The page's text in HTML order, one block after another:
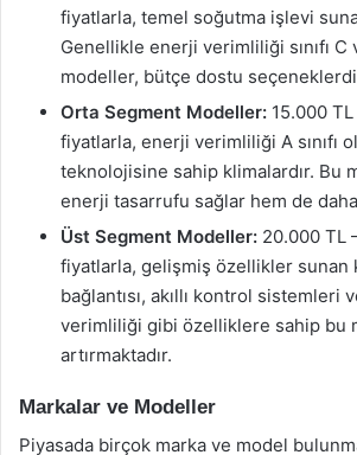
fiyatlarla, temel soğutma işlevi
Genellikle enerji verimliliği sınıfı C
modeller, bütçe dostu
Orta Segment Modeller: 15.000
fiyatlarla, enerji verimliliği A sınıfı
teknolojisine sahip klimalardır. Bu
enerji tasarrufu sağlar hem de daha
Üst Segment Modeller: 20.000 TL
fiyatlarla, gelişmiş özellikler sunan
bağlantısı, akıllı kontrol sistemleri
verimliliği gibi özelliklere sahip bu
artırmaktadır.
Markalar ve Modeller
Piyasada birçok marka ve model